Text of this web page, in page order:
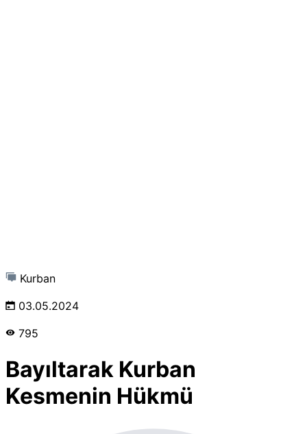
Kurban
03.05.2024
795
Bayıltarak Kurban
Kesmenin Hükmü